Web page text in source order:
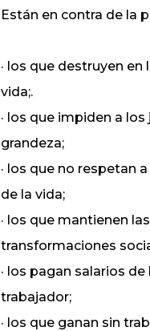
Están en contra de la
· los que destruyen
vida;.
· los que impiden a
grandeza;
· los que no respetan
de la vida;
· los que mantienen
transformaciones
· los pagan salarios
trabajador;
· los que ganan sin